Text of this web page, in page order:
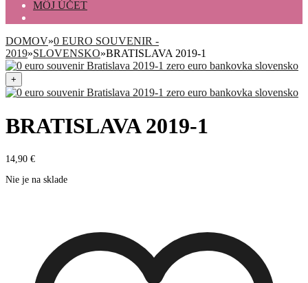
MÔJ ÚČET
DOMOV»0 EURO SOUVENIR -
2019»SLOVENSKO»BRATISLAVA 2019-1
+
BRATISLAVA 2019-1
14,90 €
Nie je na sklade